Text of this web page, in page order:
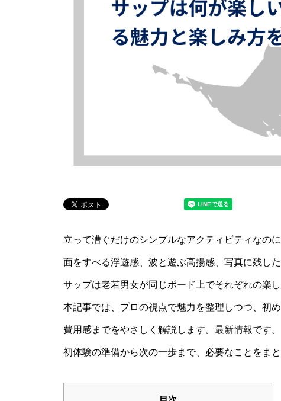
立って漕ぐだけのシンプルなアクティビティなの
面をすべる浮遊感、波と遊ぶ高揚感、写真に残した
サップは老若男女が同じボード上でそれぞれの楽
本記事では、プロの視点で魅力を整理しつつ、初
費用感までをやさしく解説します。最新情報です。
初体験の準備から次の一歩まで、必要なことをまと